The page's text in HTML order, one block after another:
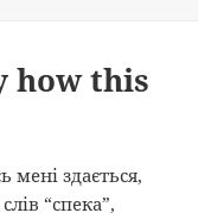
how this
мені здається,
“спека”,